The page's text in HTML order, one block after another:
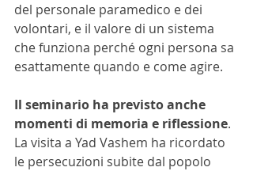
del personale paramedico e dei
volontari, e il valore di un sistema
che funziona perché ogni persona sa
esattamente quando e come agire.
Il seminario ha previsto anche
momenti di memoria e riflessione.
La visita a Yad Vashem ha ricordato
le persecuzioni subite dal popolo